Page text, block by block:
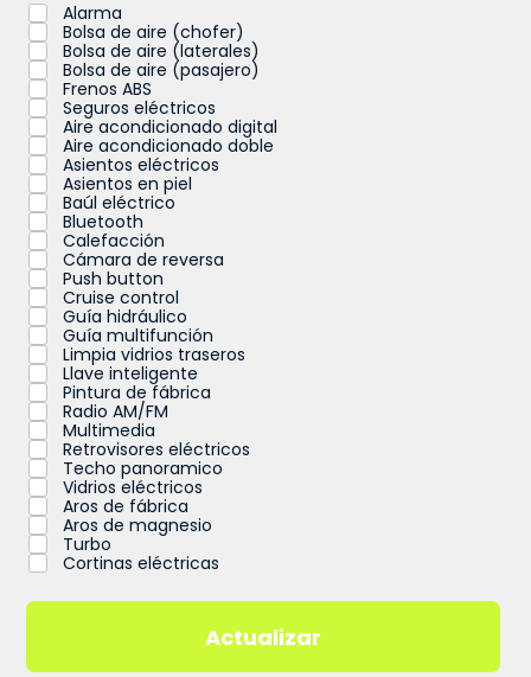
Alarma
Bolsa de aire (chofer)
Bolsa de aire (laterales)
Bolsa de aire (pasajero)
Frenos ABS
Seguros eléctricos
Aire acondicionado digital
Aire acondicionado doble
Asientos eléctricos
Asientos en piel
Baúl eléctrico
Bluetooth
Calefacción
Cámara de reversa
Push button
Cruise control
Guía hidráulico
Guía multifunción
Limpia vidrios traseros
Llave inteligente
Pintura de fábrica
Radio AM/FM
Multimedia
Retrovisores eléctricos
Techo panoramico
Vidrios eléctricos
Aros de fábrica
Aros de magnesio
Turbo
Cortinas eléctricas
Actualizar